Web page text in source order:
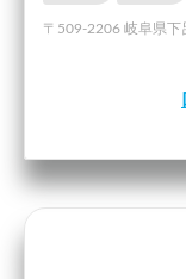
〒509-2206 岐阜県下